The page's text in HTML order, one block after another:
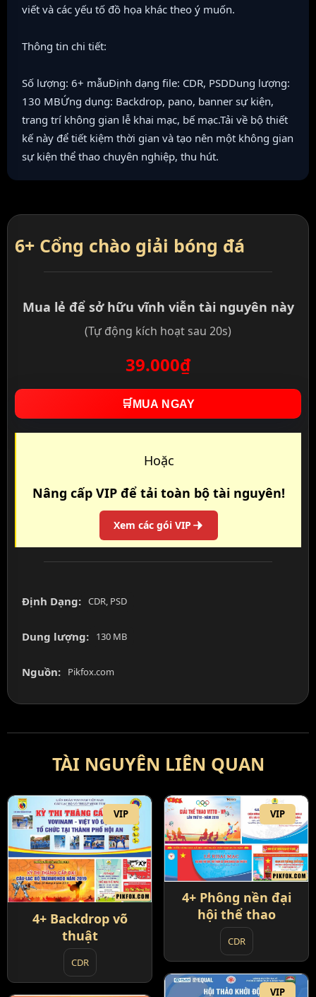
viết và các yếu tố đồ họa khác theo ý muốn.
Thông tin chi tiết:
Số lượng: 6+ mẫuĐịnh dạng file: CDR, PSDDung lượng:
130 MBỨng dụng: Backdrop, pano, banner sự kiện,
trang trí không gian lễ khai mạc, bế mạc.Tải về bộ thiết
kế này để tiết kiệm thời gian và tạo nên một không gian
sự kiện thể thao chuyên nghiệp, thu hút.
6+ Cổng chào giải bóng đá
Mua lẻ để sở hữu vĩnh viễn tài nguyên này
(Tự động kích hoạt sau 20s)
39.000₫
🛒 MUA NGAY
Hoặc
Nâng cấp VIP để tải toàn bộ tài nguyên!
Xem các gói VIP
Định Dạng: CDR, PSD
Dung lượng: 130 MB
Nguồn: Pikfox.com
TÀI NGUYÊN LIÊN QUAN
VIP
4+ Backdrop võ
thuật
CDR
VIP
4+ Phông nền đại
hội thể thao
CDR
VIP